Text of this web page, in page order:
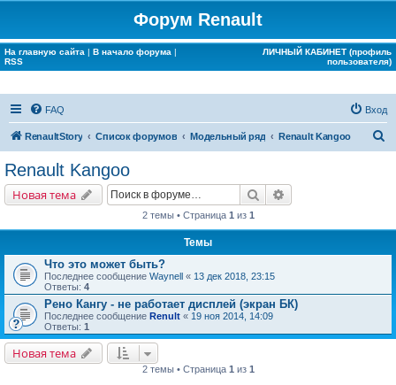
Форум Renault
На главную сайта | В начало форума |
RSS
ЛИЧНЫЙ КАБИНЕТ (профиль
пользователя)
FAQ Вход
RenaultStory Список форумов Модельный ряд Renault Kangoo
Renault Kangoo
Новая тема Поиск
2 темы • Страница 1 из 1
Темы
Что это может быть?
Последнее сообщение Waynell « 13 дек 2018, 23:15
Ответы: 4
Рено Кангу - не работает дисплей (экран БК)
Последнее сообщение Renult « 19 ноя 2014, 14:09
Ответы: 1
Новая тема
2 темы • Страница 1 из 1